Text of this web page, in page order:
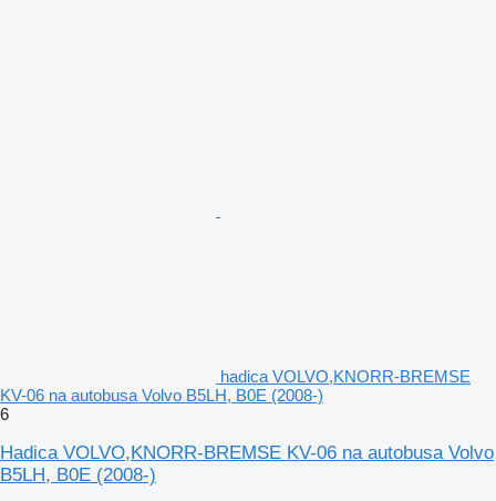
hadica VOLVO,KNORR-BREMSE
KV-06 na autobusa Volvo B5LH, B0E (2008-)
6
Hadica VOLVO,KNORR-BREMSE KV-06 na autobusa Volvo
B5LH, B0E (2008-)